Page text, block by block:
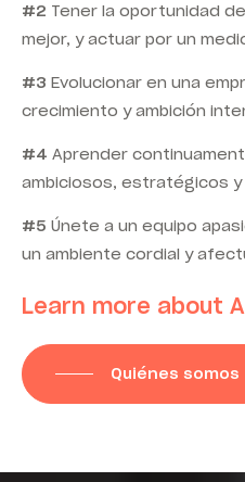
#2 Tener la oportunidad
mejor, y actuar por un
#3 Evolucionar en una
crecimiento y ambición
#4 Aprender
ambiciosos, estratégicos
#5 Únete a un equipo
un ambiente cordial y
Learn more about
Quiénes somos